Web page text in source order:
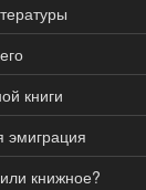
книги
эмиграция
книжное?